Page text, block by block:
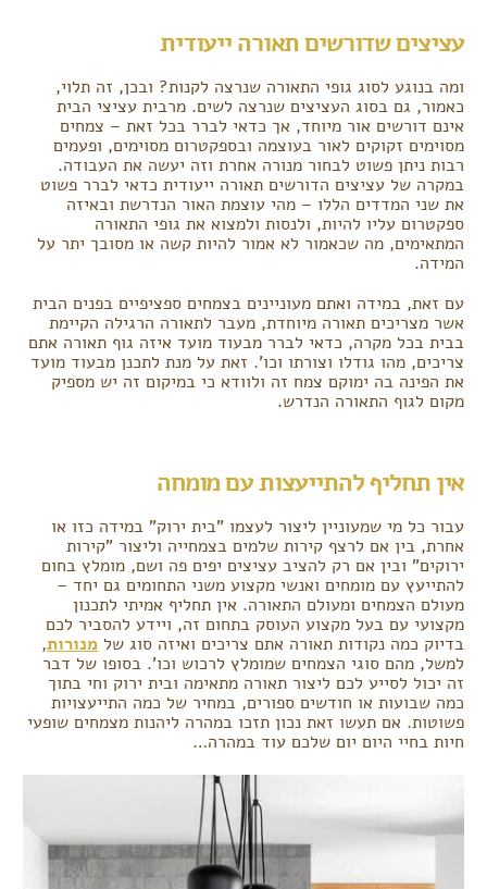
עציצים שדורשים תאורה ייעודית
ומה בנוגע לסוג גופי התאורה שנרצה לקנות? ובכן, זה תלוי,
כאמור, גם בסוג העציצים שנרצה לשים. מרבית עציצי הבית
אינם דורשים אור מיוחד, אך כדאי לברר בכל זאת – צמחים
מסוימים זקוקים לאור בעוצמה ובספקטרום מסוימים, ופעמים
רבות ניתן פשוט לבחור מנורה אחרת וזה יעשה את העבודה.
במקרה של עציצים הדורשים תאורה ייעודית כדאי לברר פשוט
את שני המדדים הללו – מהי עוצמת האור הנדרשת ובאיזה
ספקטרום עליו להיות, ולנסות ולמצוא את גופי התאורה
המתאימים, מה שכאמור לא אמור להיות קשה או מסובך יתר על
המידה.
עם זאת, במידה ואתם מעוניינים בצמחים ספציפיים בפנים הבית
אשר מצריכים תאורה מיוחדת, מעבר לתאורה הרגילה הקיימת
בבית בכל מקרה, כדאי לברר מבעוד מועד איזה גוף תאורה אתם
צריכים, מהו גודלו וצורתו וכו'. זאת על מנת לתכנן מבעוד מועד
את הפינה בה ימוקם צמח זה ולוודא כי במיקום זה יש מספיק
מקום לגוף התאורה הנדרש.
אין תחליף להתייעצות עם מומחה
עבור כל מי שמעוניין ליצור לעצמו "בית ירוק" במידה כזו או
אחרת, בין אם לרצף קירות שלמים בצמחייה וליצור "קירות
ירוקים" ובין אם רק להציב עציצים יפים פה ושם, מומלץ בחום
להתייעץ עם מומחים ואנשי מקצוע משני התחומים גם יחד –
מעולם הצמחים ומעולם התאורה. אין תחליף אמיתי לתכנון
מקצועי עם בעל מקצוע העוסק בתחום זה, ויידע להסביר לכם
בדיוק כמה נקודות תאורה אתם צריכים ואיזה סוג שלמנורות,
למשל, מהם סוגי הצמחים שמומלץ לרכוש וכו'. בסופו של דבר
זה יכול לסייע לכם ליצור תאורה מתאימה ובית ירוק וחי בתוך
כמה שבועות או חודשים ספורים, במחיר של כמה התייעצויות
פשוטות. אם תעשו זאת נכון תזכו במהרה ליהנות מצמחים שופעי
חיות בחיי היום יום שלכם עוד במהרה…